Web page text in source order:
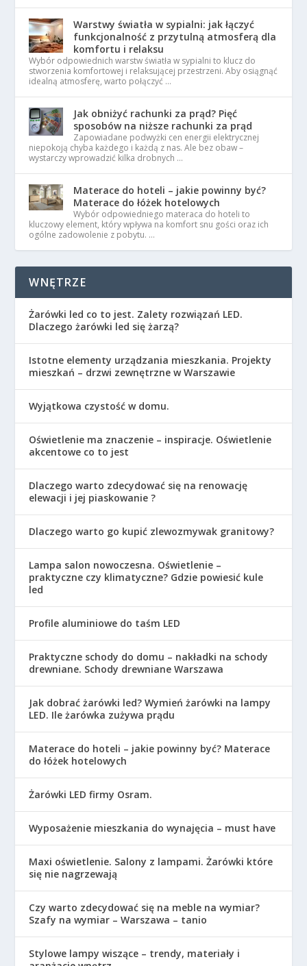
Warstwy światła w sypialni: jak łączyć
funkcjonalność z przytulną atmosferą dla
komfortu i relaksu
Wybór odpowiednich warstw światła w sypialni to klucz do
stworzenia komfortowej i relaksującej przestrzeni. Aby osiągnąć
idealną atmosferę, warto połączyć …
Jak obniżyć rachunki za prąd? Pięć
sposobów na niższe rachunki za prąd
Zapowiadane podwyżki cen energii elektrycznej
niepokoją chyba każdego i każdą z nas. Ale bez obaw –
wystarczy wprowadzić kilka drobnych …
Materace do hoteli – jakie powinny być?
Materace do łóżek hotelowych
Wybór odpowiedniego materaca do hoteli to
kluczowy element, który wpływa na komfort snu gości oraz ich
ogólne zadowolenie z pobytu. …
WNĘTRZE
Żarówki led co to jest. Zalety rozwiązań LED.
Dlaczego żarówki led się żarzą?
Istotne elementy urządzania mieszkania. Projekty
mieszkań – drzwi zewnętrzne w Warszawie
Wyjątkowa czystość w domu.
Oświetlenie ma znaczenie – inspiracje. Oświetlenie
akcentowe co to jest
Dlaczego warto zdecydować się na renowację
elewacji i jej piaskowanie ?
Dlaczego warto go kupić zlewozmywak granitowy?
Lampa salon nowoczesna. Oświetlenie –
praktyczne czy klimatyczne? Gdzie powiesić kule
led
Profile aluminiowe do taśm LED
Praktyczne schody do domu – nakładki na schody
drewniane. Schody drewniane Warszawa
Jak dobrać żarówki led? Wymień żarówki na lampy
LED. Ile żarówka zużywa prądu
Materace do hoteli – jakie powinny być? Materace
do łóżek hotelowych
Żarówki LED firmy Osram.
Wyposażenie mieszkania do wynajęcia – must have
Maxi oświetlenie. Salony z lampami. Żarówki które
się nie nagrzewają
Czy warto zdecydować się na meble na wymiar?
Szafy na wymiar – Warszawa – tanio
Stylowe lampy wiszące – trendy, materiały i